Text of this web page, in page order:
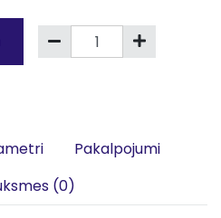
Pakalpojumi
(0)